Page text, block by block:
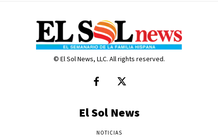
© El Sol News, LLC. All rights reserved.
El Sol News
NOTICIAS